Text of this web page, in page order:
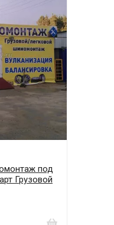
под
Грузовой